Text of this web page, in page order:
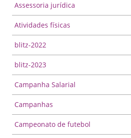
Assessoria jurídica
Atividades físicas
blitz-2022
blitz-2023
Campanha Salarial
Campanhas
Campeonato de futebol